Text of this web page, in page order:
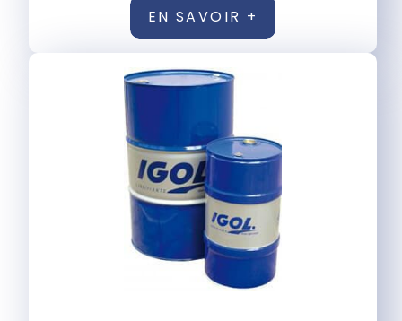
EN SAVOIR +